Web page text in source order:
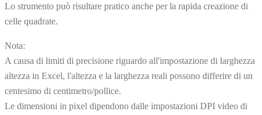
Lo strumento può risultare pratico anche per la rapida creazione di
celle quadrate.
Nota:
A causa di limiti di precisione riguardo all'impostazione di larghezza e
altezza in Excel, l'altezza e la larghezza reali possono differire di un
centesimo di centimetro/pollice.
Le dimensioni in pixel dipendono dalle impostazioni DPI video di